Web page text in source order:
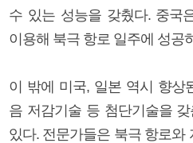
수 있는 성능을 갖췄다. 중국
이용해 북극 항로 일주에 성공
이 밖에 미국, 일본 역시 향상
음 저감기술 등 첨단기술을
있다. 전문가들은 북극 항로와